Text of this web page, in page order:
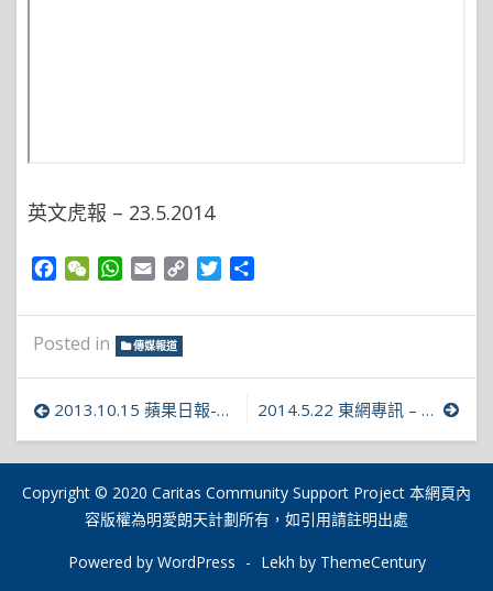
英文虎報 – 23.5.2014
Facebook
WeChatWhatsApp
Email Copy
Twitter
Posted in 傳媒報道
文
章
導
2013.10.15 蘋果日報-五度入獄 性罪犯認無聊犯案 明愛朗天計劃 輔導釋囚重生 2014.5.22 東網專訊 – 明愛辦「朗天計劃」，協助性罪犯出獄後重投社會
Copyright © 2020 Caritas Community Support Project 本網頁內
容版權為明愛朗天計劃所有，如引用請註明出處
Powered by WordPress - Lekh by ThemeCentury